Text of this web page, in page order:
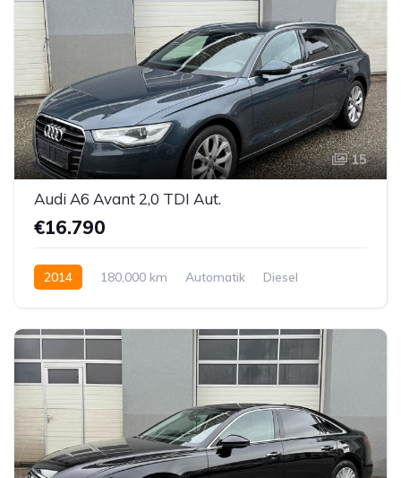
15
Audi A6 Avant 2,0 TDI Aut.
€16.790
2014 180,000 km Automatik
Diesel